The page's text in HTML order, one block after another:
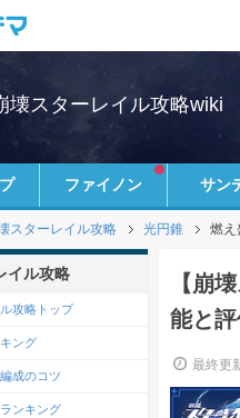
壊スターレイル攻略wiki
ファイノン サン
スターレイル攻略 光円錐 燃え
【崩
能と
最終更
イル攻略
攻略トップ
ング
成のコツ
ンキング